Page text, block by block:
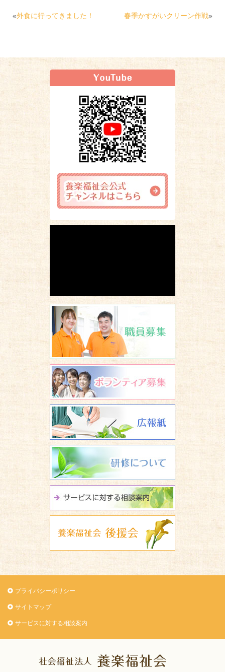
«外食に行ってきました！ 春季かすがいクリーン作戦»
ボランティ
サービスに
養楽福祉会
プライバシーポリシー
サイトマップ
サービスに対する相談案内